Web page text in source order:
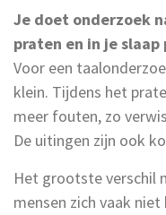
Je doet onderzoek
praten en in je slaap
Voor een
klein. Tijdens het
meer fouten, zo
De uitingen zijn ook
Het grootste verschil
mensen zich vaak